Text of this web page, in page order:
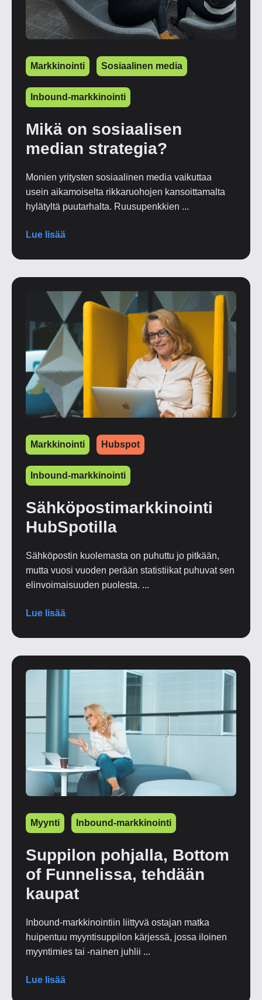
Markkinointi Sosiaalinen media
Inbound-markkinointi
Mikä on sosiaalisen
median strategia?
Monien yritysten sosiaalinen media vaikuttaa
usein aikamoiselta rikkaruohojen kansoittamalta
hylätyltä puutarhalta. Ruusupenkkien ...
Lue lisää
Markkinointi Hubspot
Inbound-markkinointi
Sähköpostimarkkinointi
HubSpotilla
Sähköpostin kuolemasta on puhuttu jo pitkään,
mutta vuosi vuoden perään statistiikat puhuvat sen
elinvoimaisuuden puolesta. ...
Lue lisää
Myynti Inbound-markkinointi
Suppilon pohjalla, Bottom
of Funnelissa, tehdään
kaupat
Inbound-markkinointiin liittyvä ostajan matka
huipentuu myyntisuppilon kärjessä, jossa iloinen
myyntimies tai -nainen juhlii ...
Lue lisää